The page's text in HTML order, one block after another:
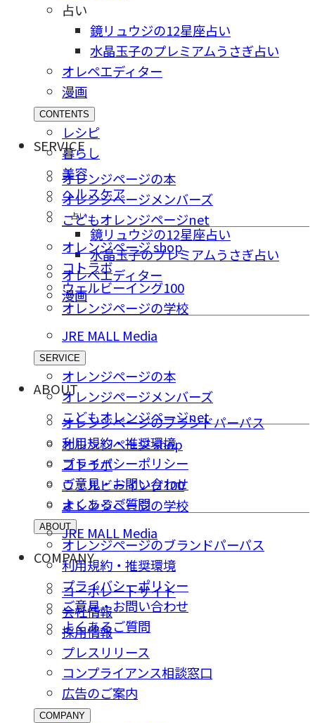
占い
鏡リュウジの12星座占い
水晶玉子のプレミアムうさぎ占い
オレペエディター
漫画
CONTENTS
レシピ
暮らし
美容
ヘルスケア
占い
鏡リュウジの12星座占い
水晶玉子のプレミアムうさぎ占い
オレペエディター
漫画
SERVICE
オレンジページの本
オレンジページメンバーズ
こどもオレンジページnet
オレンジページ shop
コトラボ
ウェルビーイング100
オレンジページの学校
JRE MALL Media
SERVICE
オレンジページの本
オレンジページメンバーズ
こどもオレンジページnet
オレンジページ shop
コトラボ
ウェルビーイング100
オレンジページの学校
JRE MALL Media
ABOUT
オレンジページのブランドパーパス
利用規約・推奨環境
プライバシーポリシー
ご意⾒・お問い合わせ
よくあるご質問
ABOUT
オレンジページのブランドパーパス
利用規約・推奨環境
プライバシーポリシー
ご意⾒・お問い合わせ
よくあるご質問
COMPANY
コーポレートサイト
会社情報
採⽤情報
プレスリリース
コンプライアンス相談窓⼝
広告のご案内
COMPANY